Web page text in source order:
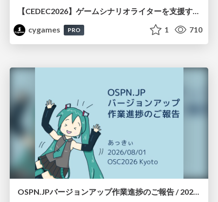
【CEDEC2026】ゲームシナリオライターを支援するAIツール開発の実践 ― 設計とプロンプトの工夫 ―
cygames
PRO 1 710
OSPN.JPバージョンアップ作業進捗のご報告 / 20260801-osc26kyoto